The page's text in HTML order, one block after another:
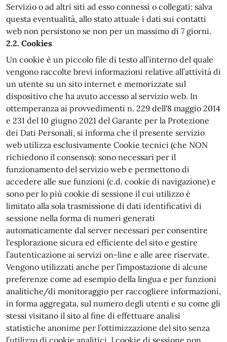
Servizio o ad altri siti ad esso connessi o collegati: salva
questa eventualità, allo stato attuale i dati sui contatti
web non persistono se non per un massimo di 7 giorni.
2.2. Cookies
Un cookie è un piccolo file di testo all’interno del quale
vengono raccolte brevi informazioni relative all’attività di
un utente su un sito internet e memorizzate sul
dispositivo che ha avuto accesso al servizio web. In
ottemperanza ai provvedimenti n. 229 dell'8 maggio 2014
e 231 del 10 giugno 2021 del Garante per la Protezione
dei Dati Personali, si informa che il presente servizio
web utilizza esclusivamente Cookie tecnici (che NON
richiedono il consenso): sono necessari per il
funzionamento del servizio web e permettono di
accedere alle sue funzioni (c.d. cookie di navigazione) e
sono per lo più cookie di sessione il cui utilizzo è
limitato alla sola trasmissione di dati identificativi di
sessione nella forma di numeri generati
automaticamente dal server necessari per consentire
l'esplorazione sicura ed efficiente del sito e gestire
l’autenticazione ai servizi on-line e alle aree riservate.
Vengono utilizzati anche per l’impostazione di alcune
preferenze come ad esempio della lingua e per funzioni
analitiche/di monitoraggio per raccogliere informazioni,
in forma aggregata, sul numero degli utenti e su come gli
stessi visitano il sito al fine di effettuare analisi
statistiche anonime per l’ottimizzazione del sito senza
l’utilizzo di cookie analitici. I cookie di sessione non